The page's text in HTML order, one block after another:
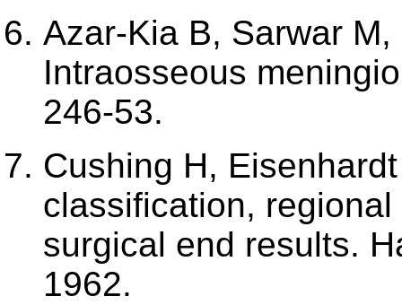
Azar-Kia B, Sarwar
Intraosseous
246-53.
Cushing H,
classification,
surgical end results.
1962.